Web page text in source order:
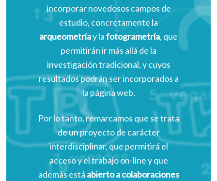
incorporar novedosos campos de
estudio, concretamente la
arqueometríay lafotogrametría, que
permitirán ir más allá de la
investigación tradicional, y cuyos
resultados podrán ser incorporados a
la página web.
Por lo tanto, remarcamos que se trata
de un proyecto de carácter
interdisciplinar, que permitirá el
acceso y el trabajo on-line y que
además está abierto a colaboraciones